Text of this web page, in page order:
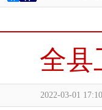
全县
2022-03-01